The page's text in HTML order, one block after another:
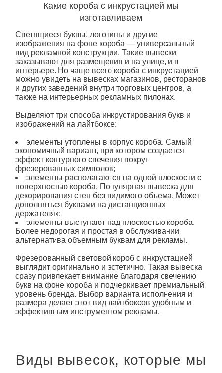
Какие короба с инкрустацией мы
изготавливаем
Светящиеся буквы, логотипы и другие
изображения на фоне короба — универсальный
вид рекламной конструкции. Такие вывески
заказывают для размещения и на улице, и в
интерьере. Но чаще всего короба с инкрустацией
можно увидеть на вывесках магазинов, ресторанов
и других заведений внутри торговых центров, а
также на интерьерных рекламных пилонах.
Выделяют три способа инкрустирования букв и
изображений на лайтбоксе:
элементы утоплены в корпус короба. Самый
экономичный вариант, при котором создается
эффект контурного свечения вокруг
фрезерованных символов;
элементы располагаются на одной плоскости с
поверхностью короба. Популярная вывеска для
декорирования стен без видимого объема. Может
дополняться буквами на дистанционных
держателях;
элементы выступают над плоскостью короба.
Более недорогая и простая в обслуживании
альтернатива объемным буквам для рекламы.
Фрезерованный световой короб с инкрустацией
выглядит оригинально и эстетично. Такая вывеска
сразу привлекает внимание благодаря свечению
букв на фоне короба и подчеркивает премиальный
уровень бренда. Выбор варианта исполнения и
размера делает этот вид лайтбоксов удобным и
эффективным инструментом рекламы.
Виды вывесок, которые мы